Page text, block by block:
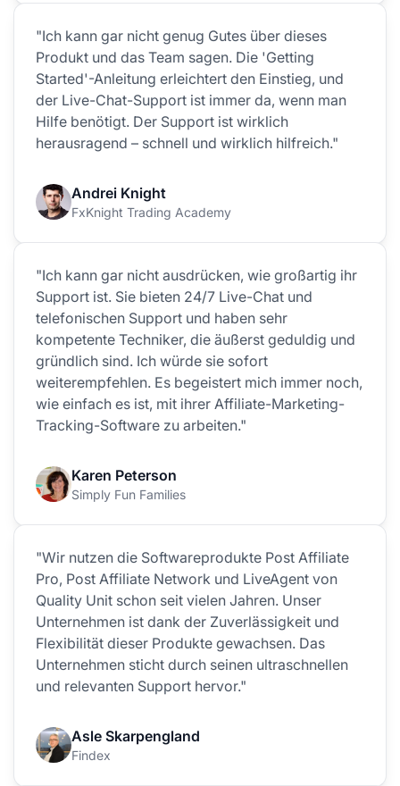
"Ich kann gar nicht genug Gutes über dieses
Produkt und das Team sagen. Die 'Getting
Started'-Anleitung erleichtert den Einstieg, und
der Live-Chat-Support ist immer da, wenn man
Hilfe benötigt. Der Support ist wirklich
herausragend – schnell und wirklich hilfreich."
Andrei Knight
FxKnight Trading Academy
"Ich kann gar nicht ausdrücken, wie großartig ihr
Support ist. Sie bieten 24/7 Live-Chat und
telefonischen Support und haben sehr
kompetente Techniker, die äußerst geduldig und
gründlich sind. Ich würde sie sofort
weiterempfehlen. Es begeistert mich immer noch,
wie einfach es ist, mit ihrer Affiliate-Marketing-
Tracking-Software zu arbeiten."
Karen Peterson
Simply Fun Families
"Wir nutzen die Softwareprodukte Post Affiliate
Pro, Post Affiliate Network und LiveAgent von
Quality Unit schon seit vielen Jahren. Unser
Unternehmen ist dank der Zuverlässigkeit und
Flexibilität dieser Produkte gewachsen. Das
Unternehmen sticht durch seinen ultraschnellen
und relevanten Support hervor."
Asle Skarpengland
Findex